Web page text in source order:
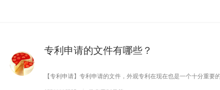
专利申请的文件有哪些？
【专利申请】专利申请的文件，外观专利在现在也是一个十分重要